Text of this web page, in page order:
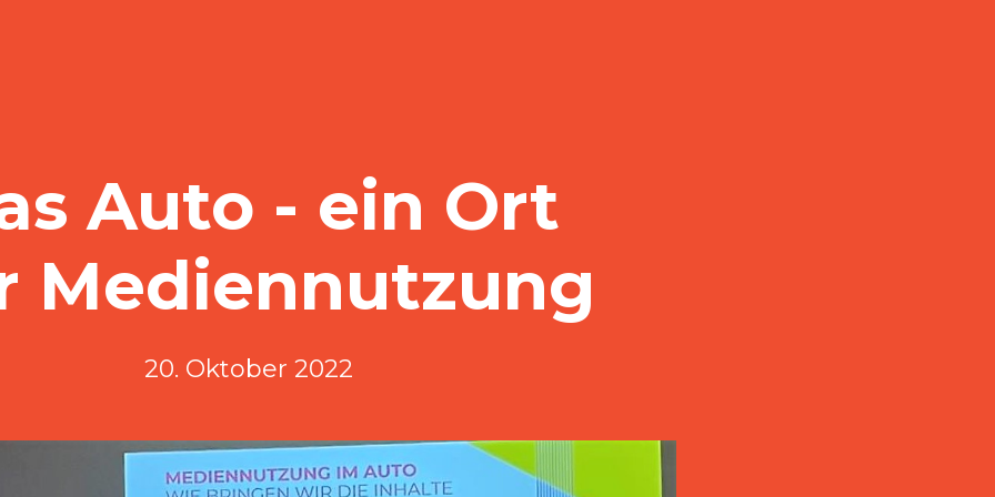
Auto - ein Ort
Mediennutzung
20. Oktober 2022